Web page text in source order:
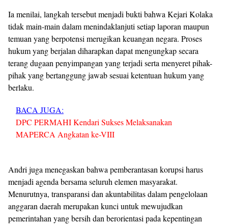
Ia menilai, langkah tersebut menjadi bukti bahwa Kejari Kolaka
tidak main-main dalam menindaklanjuti setiap laporan maupun
temuan yang berpotensi merugikan keuangan negara. Proses
hukum yang berjalan diharapkan dapat mengungkap secara
terang dugaan penyimpangan yang terjadi serta menyeret pihak-
pihak yang bertanggung jawab sesuai ketentuan hukum yang
berlaku.
BACA JUGA:
DPC PERMAHI Kendari Sukses Melaksanakan
MAPERCA Angkatan ke-VIII
Andri juga menegaskan bahwa pemberantasan korupsi harus
menjadi agenda bersama seluruh elemen masyarakat.
Menurutnya, transparansi dan akuntabilitas dalam pengelolaan
anggaran daerah merupakan kunci untuk mewujudkan
pemerintahan yang bersih dan berorientasi pada kepentingan